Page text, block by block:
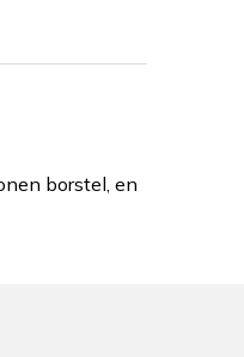
borstel, en